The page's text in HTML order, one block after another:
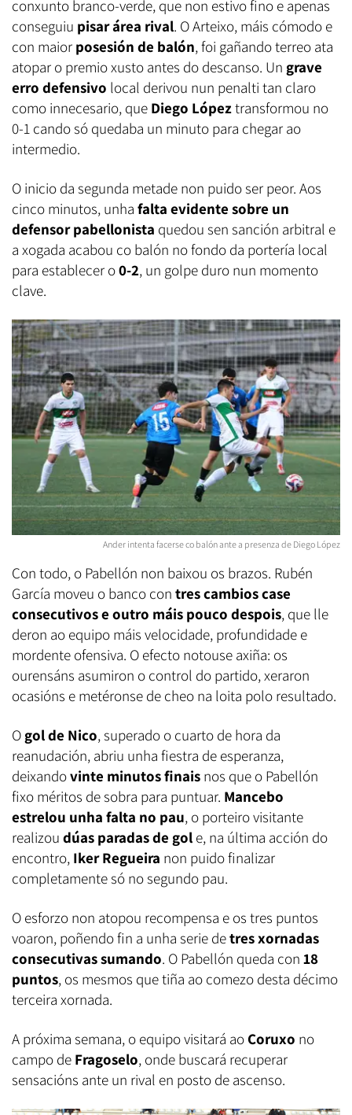
conxunto branco-verde, que non estivo fino e apenas
conseguiu pisar área rival. O Arteixo, máis cómodo e
con maior posesión de balón, foi gañando terreo ata
atopar o premio xusto antes do descanso. Un grave
erro defensivo local derivou nun penalti tan claro
como innecesario, que Diego Lópeztransformou no
0-1 cando só quedaba un minuto para chegar ao
intermedio.
O inicio da segunda metade non puido ser peor. Aos
cinco minutos, unha falta evidente sobre un
defensor pabellonista quedou sen sanción arbitral e
a xogada acabou co balón no fondo da portería local
para establecer o0-2, un golpe duro nun momento
clave.
Ander intenta facerse co balón ante a presenza de Diego López
Con todo, o Pabellón non baixou os brazos. Rubén
García moveu o banco con tres cambios case
consecutivos e outro máis pouco despois, que lle
deron ao equipo máis velocidade, profundidade e
mordente ofensiva. O efecto notouse axiña: os
ourensáns asumiron o control do partido, xeraron
ocasións e metéronse de cheo na loita polo resultado.
O gol de Nico, superado o cuarto de hora da
reanudación, abriu unha fiestra de esperanza,
deixandovinte minutos finais nos que o Pabellón
fixo méritos de sobra para puntuar. Mancebo
estrelou unha falta no pau, o porteiro visitante
realizou dúas paradas de gol e, na última acción do
encontro, Iker Regueira non puido finalizar
completamente só no segundo pau.
O esforzo non atopou recompensa e os tres puntos
voaron, poñendo fin a unha serie detres xornadas
consecutivas sumando. O Pabellón queda con 18
puntos, os mesmos que tiña ao comezo desta décimo
terceira xornada.
A próxima semana, o equipo visitará ao Coruxo no
campo de Fragoselo, onde buscará recuperar
sensacións ante un rival en posto de ascenso.